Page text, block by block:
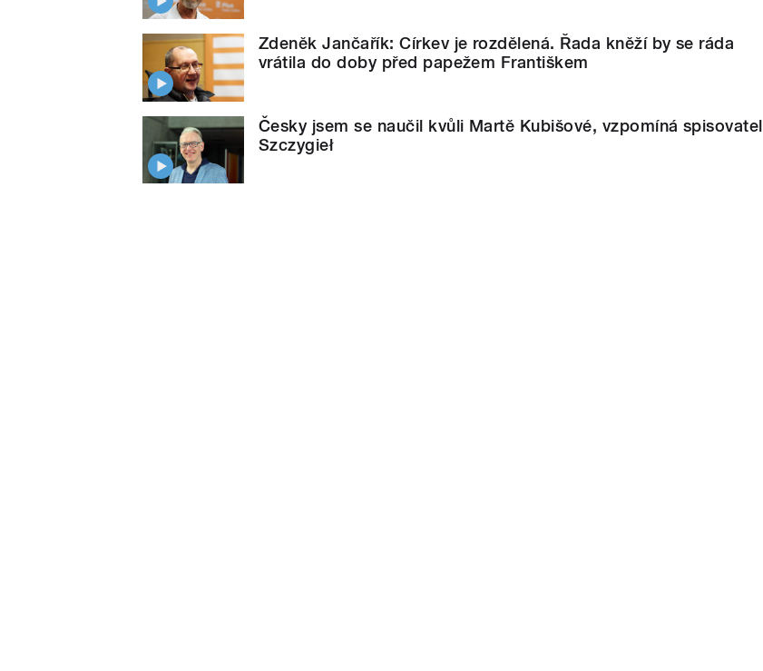
Zdeněk Jančařík: Církev je rozdělená. Řada kněží by se ráda
vrátila do doby před papežem Františkem
Česky jsem se naučil kvůli Martě Kubišové, vzpomíná spisovatel
Szczygieł